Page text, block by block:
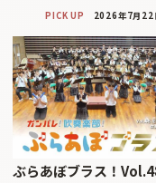
PICK UP 2026年7月22
ぶらあぼブラス！